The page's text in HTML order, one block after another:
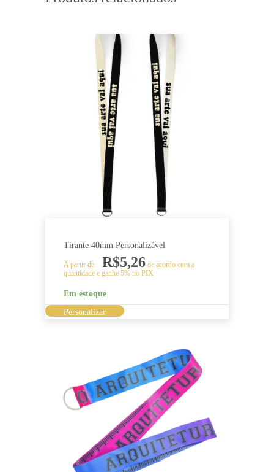
Tirante 40mm Personalizável
A partir de R$5,26 de acordo com a
quantidade e ganhe 5% no PIX
Em estoque
Personalizar
Este
variantes.
As
podem
ser
escolhidas
na
página